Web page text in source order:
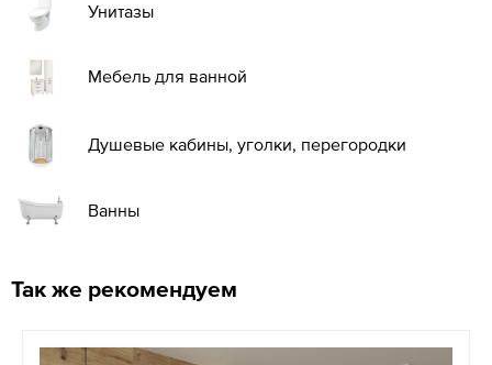
Унитазы
Мебель для ванной
Душевые кабины, уголки, перегородки
Ванны
Так же рекомендуем